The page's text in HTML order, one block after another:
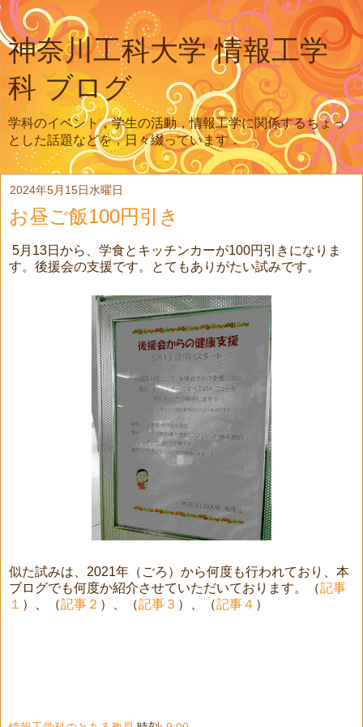
神奈川工科大学 情報工学
科 ブログ
学科のイベント，学生の活動，情報工学に関係するちょっ
とした話題などを，日々綴っています．
2024年5月15日水曜日
お昼ご飯100円引き
5月13日から、学食とキッチンカーが100円引きになりま
す。後援会の支援です。とてもありがたい試みです。
似た試みは、2021年（ごろ）から何度も行われており、本
ブログでも何度か紹介させていただいております。（記事
１ ）、（記事２ ）、（記事３ ）、（記事４ ）